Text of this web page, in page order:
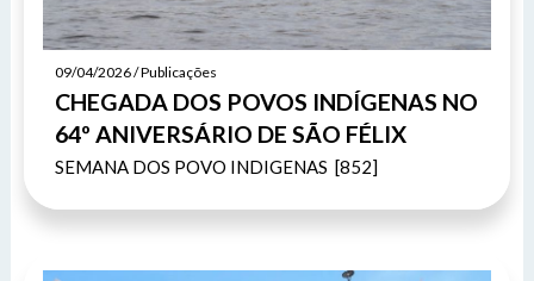
09/04/2026 / Publicações
CHEGADA DOS POVOS INDÍGENAS NO
64º ANIVERSÁRIO DE SÃO FÉLIX
SEMANA DOS POVO INDIGENAS [852]